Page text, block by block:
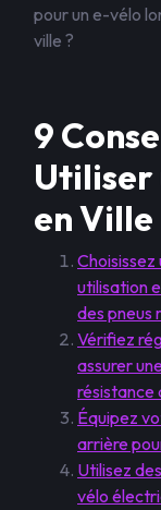
pour un e-vélo
ville ?
9
Utiliser
en Ville
utilisation
des pneus
Vérifiez
assurer
résistance
Équipez
arrière
Utilisez
vélo